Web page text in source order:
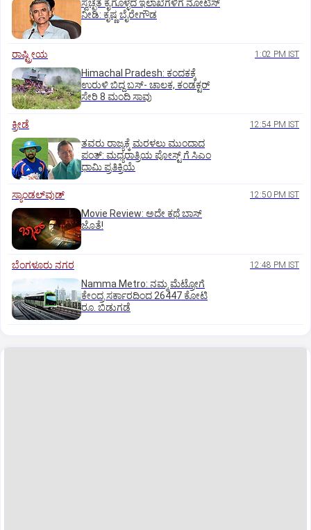
ಸ್ವಚ್ಛತೆ ಕೈಗೊಳ್ಳದ ಇಲಾಖೆಗಳಿಗೆ ನೋಟಿಸ್‌
ನೀಡಿ: ಕೃಷ್ಣ ಬೈರೇಗೌಡ
ರಾಷ್ಟ್ರೀಯ 1:02 PM IST
Himachal Pradesh: ಕಂದಕಕ್ಕೆ
ಉರುಳಿ ಬಿದ್ದ ಬಸ್-‌ ಚಾಲಕ, ಕಂಡಕ್ಟರ್‌
ಸೇರಿ 8 ಮಂದಿ ಸಾವು
ಕ್ರೀಡೆ 12:54 PM IST
ತವರು ರಾಜ್ಯಕ್ಕೆ ಮರಳಲು ಮುಂದಾದ
ಪಂತ್:‌ ಮಧ್ಯರಾತ್ರಿಯ ಪೋಸ್ಟ್‌ ಗೆ ಸಿಎಂ
ಧಾಮಿ ಪ್ರತಿಕ್ರಿಯೆ
ಸ್ಯಾಂಡಲ್‌ವುಡ್‌ 12:50 PM IST
Movie Review: ಅದೇ ಕಥೆ ಬಾಸ್‌
ಜೊತೆ!
ಬೆಂಗಳೂರು ನಗರ 12:48 PM IST
Namma Metro: ನಮ್ಮ ಮೆಟ್ರೋಗೆ
ಕೇಂದ್ರ ಸರ್ಕಾರದಿಂದ 26447 ಕೋಟಿ
ರೂ. ಬಿಡುಗಡೆ